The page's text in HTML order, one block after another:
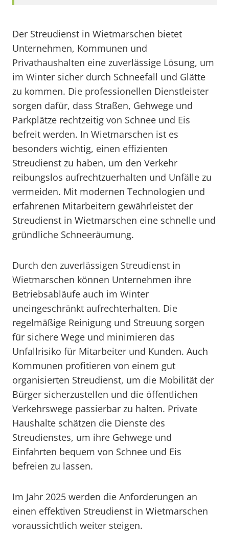
Der Streudienst in Wietmarschen bietet
Unternehmen, Kommunen und
Privathaushalten eine zuverlässige Lösung, um
im Winter sicher durch Schneefall und Glätte
zu kommen. Die professionellen Dienstleister
sorgen dafür, dass Straßen, Gehwege und
Parkplätze rechtzeitig von Schnee und Eis
befreit werden. In Wietmarschen ist es
besonders wichtig, einen effizienten
Streudienst zu haben, um den Verkehr
reibungslos aufrechtzuerhalten und Unfälle zu
vermeiden. Mit modernen Technologien und
erfahrenen Mitarbeitern gewährleistet der
Streudienst in Wietmarschen eine schnelle und
gründliche Schneeräumung.
Durch den zuverlässigen Streudienst in
Wietmarschen können Unternehmen ihre
Betriebsabläufe auch im Winter
uneingeschränkt aufrechterhalten. Die
regelmäßige Reinigung und Streuung sorgen
für sichere Wege und minimieren das
Unfallrisiko für Mitarbeiter und Kunden. Auch
Kommunen profitieren von einem gut
organisierten Streudienst, um die Mobilität der
Bürger sicherzustellen und die öffentlichen
Verkehrswege passierbar zu halten. Private
Haushalte schätzen die Dienste des
Streudienstes, um ihre Gehwege und
Einfahrten bequem von Schnee und Eis
befreien zu lassen.
Im Jahr 2025 werden die Anforderungen an
einen effektiven Streudienst in Wietmarschen
voraussichtlich weiter steigen.